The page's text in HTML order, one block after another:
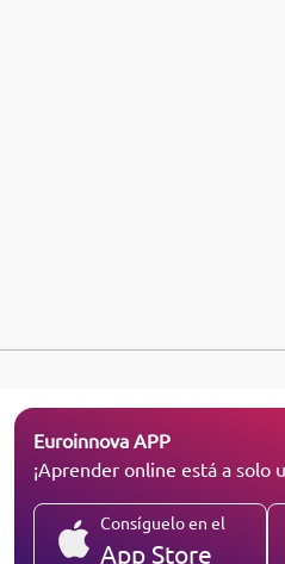
Euroinnova APP
¡Aprender online está a solo
Consíguelo en el
App Store